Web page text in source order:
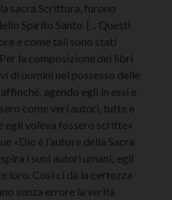
sacra Scrittura, furono
Spirito Santo. [... Questi
e come tali sono stati
la composizione dei libri
di uomini nel possesso delle
agendo egli in essi e
come veri autori, tutte e
egli voleva fossero scritte»
«Dio è l’autore della Sacra
i suoi autori umani; egli
loro. Così ci dà la certezza
senza errore la verità